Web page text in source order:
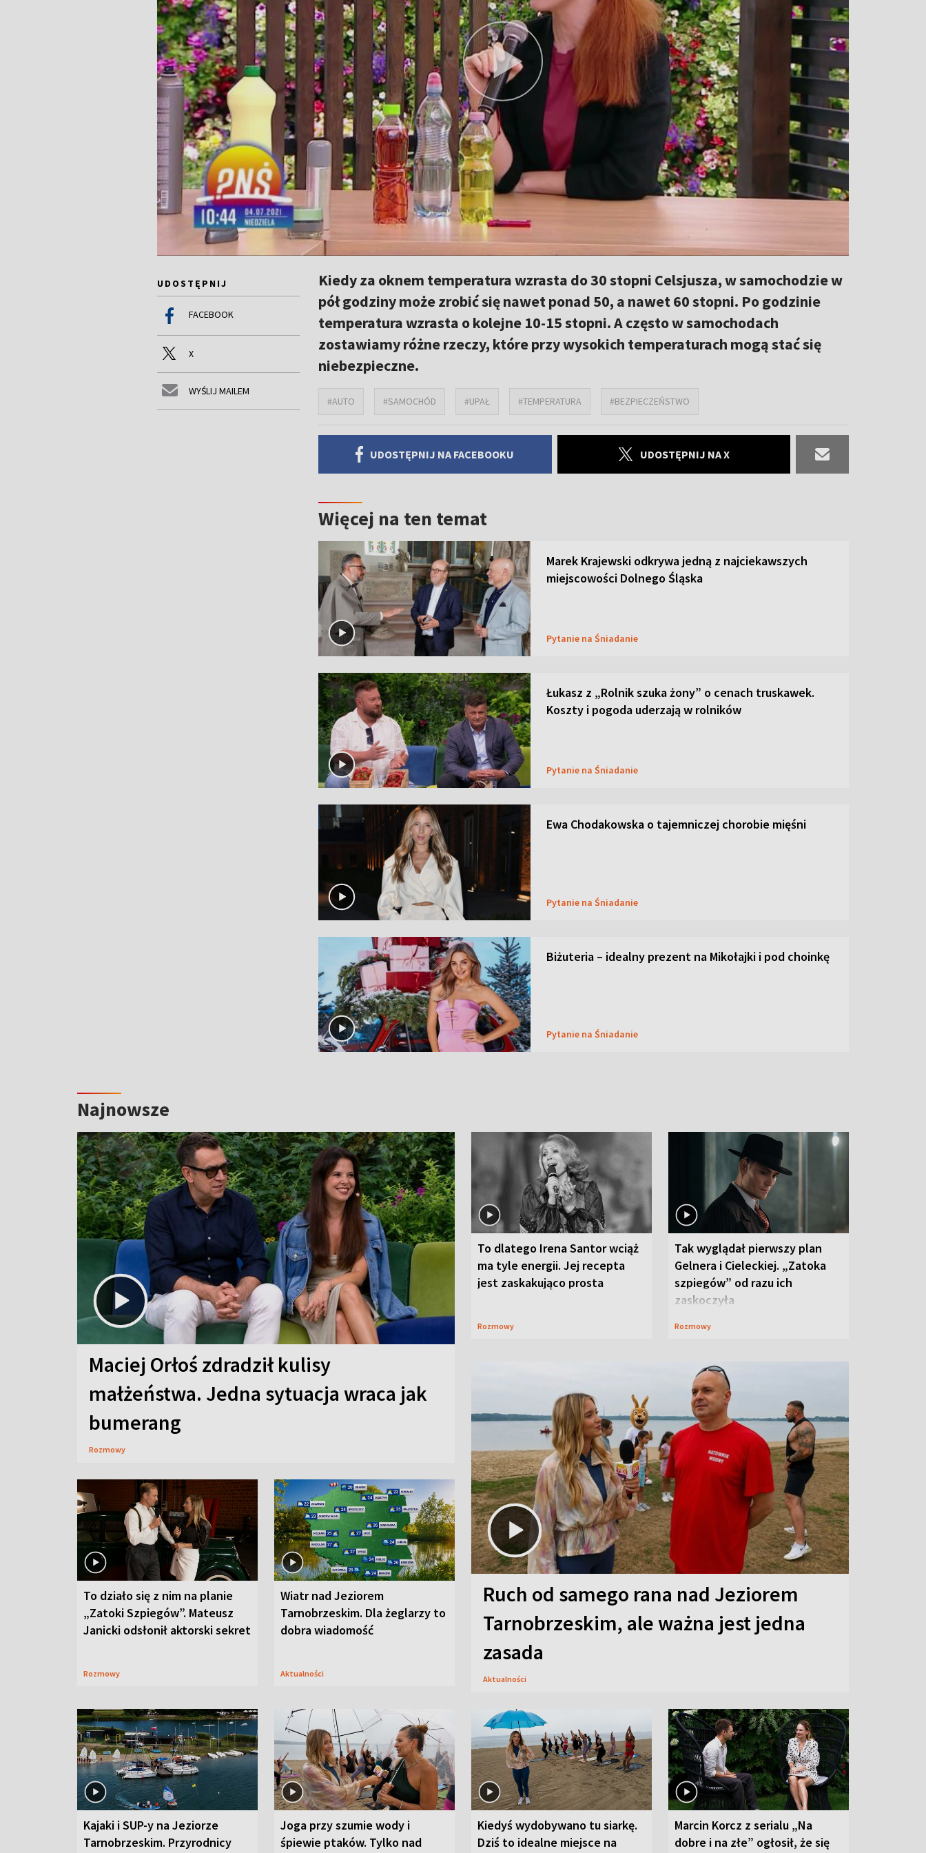
UDOSTĘPNIJ
FACEBOOK
X
WYŚLIJ MAILEM
Kiedy za oknem temperatura wzrasta do 30 stopni Celsjusza, w samochodzie w
pół godziny może zrobić się nawet ponad 50, a nawet 60 stopni. Po godzinie
temperatura wzrasta o kolejne 10-15 stopni. A często w samochodach
zostawiamy różne rzeczy, które przy wysokich temperaturach mogą stać się
niebezpieczne.
#AUTO #SAMOCHÓD #UPAŁ #TEMPERATURA #BEZPIECZEŃSTWO
UDOSTĘPNIJ NA FACEBOOKU UDOSTĘPNIJ NA X
Więcej na ten temat
Marek Krajewski odkrywa jedną z najciekawszych
miejscowości Dolnego Śląska
Pytanie na Śniadanie
Łukasz z „Rolnik szuka żony” o cenach truskawek.
Koszty i pogoda uderzają w rolników
Pytanie na Śniadanie
Ewa Chodakowska o tajemniczej chorobie mięśni
Pytanie na Śniadanie
Biżuteria – idealny prezent na Mikołajki i pod choinkę
Pytanie na Śniadanie
Najnowsze
Maciej Orłoś zdradził kulisy
małżeństwa. Jedna sytuacja wraca jak
bumerang
Rozmowy
To dlatego Irena Santor wciąż
ma tyle energii. Jej recepta
jest zaskakująco prosta
Rozmowy
Tak wyglądał pierwszy plan
Gelnera i Cieleckiej. „Zatoka
szpiegów” od razu ich
zaskoczyła
Rozmowy
To działo się z nim na planie
„Zatoki Szpiegów”. Mateusz
Janicki odsłonił aktorski sekret
Rozmowy
Wiatr nad Jeziorem
Tarnobrzeskim. Dla żeglarzy to
dobra wiadomość
Aktualności
Ruch od samego rana nad Jeziorem
Tarnobrzeskim, ale ważna jest jedna
zasada
Aktualności
Kajaki i SUP-y na Jeziorze
Tarnobrzeskim. Przyrodnicy
Joga przy szumie wody i
śpiewie ptaków. Tylko nad
Kiedyś wydobywano tu siarkę.
Dziś to idealne miejsce na
Marcin Korcz z serialu „Na
dobre i na złe” ogłosił, że się